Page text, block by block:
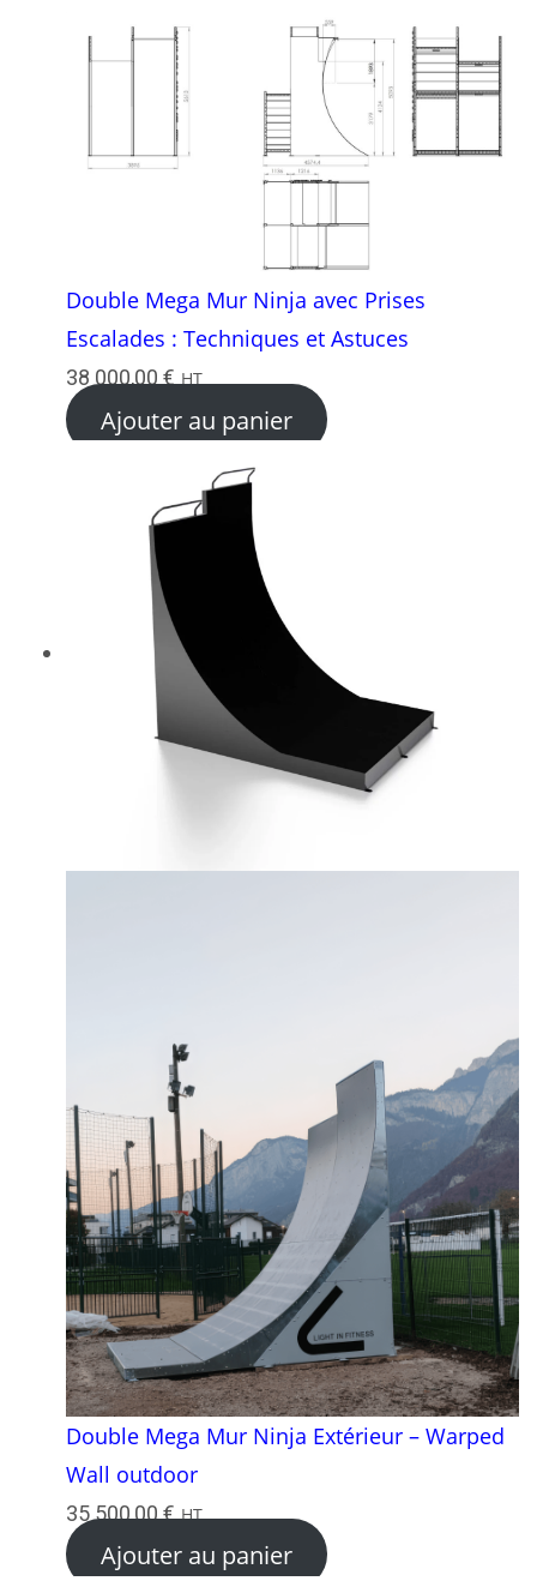
Double Mega Mur Ninja avec Prises
Escalades : Techniques et Astuces
38 000,00€ HT
Ajouter au panier
Double Mega Mur Ninja Extérieur – Warped
Wall outdoor
35 500,00€ HT
Ajouter au panier